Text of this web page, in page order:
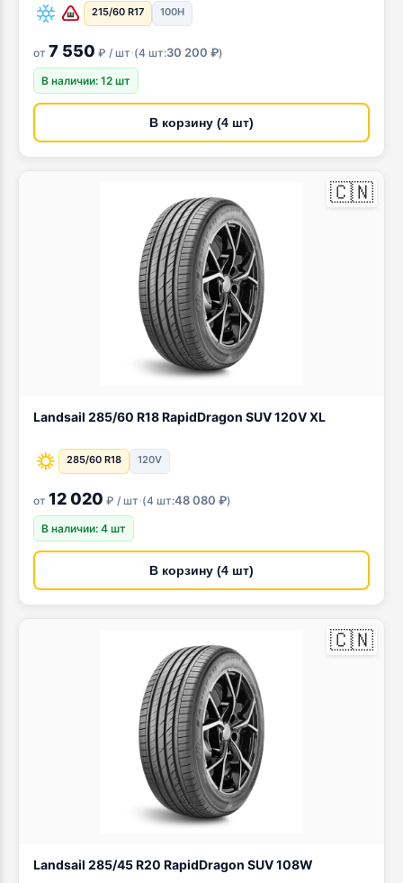
215/60 R17 100H
от 7 550 ₽ / шт·(4 шт:30 200 ₽)
В наличии: 12 шт
В корзину (4 шт)
🇨🇳
Landsail 285/60 R18 RapidDragon SUV 120V XL
285/60 R18 120V
от 12 020 ₽ / шт·(4 шт:48 080 ₽)
В наличии: 4 шт
В корзину (4 шт)
🇨🇳
Landsail 285/45 R20 RapidDragon SUV 108W